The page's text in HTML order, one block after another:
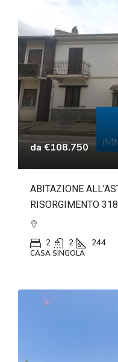
da€108.750
ABITAZIONE
RISORGIMENTO 318
2 2 244
CASA SINGOLA